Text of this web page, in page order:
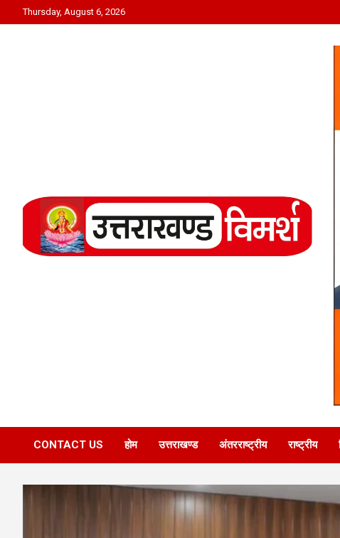
to
Thursday, August 6, 2026
CONTACT US होम उत्तराखण्ड अंतरराष्ट्रीय राष्ट्रीय